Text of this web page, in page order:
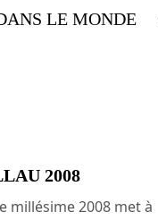
LE MONDE
2008
millésime 2008 met à